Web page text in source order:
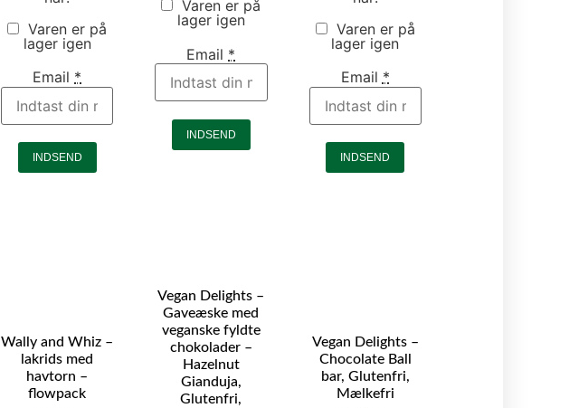
Varen er på
lager igen
Email *
INDSEND
Wally and Whiz –
lakrids med
havtorn –
flowpack
Varen er på
lager igen
Email *
INDSEND
Vegan Delights –
Gaveæske med
veganske fyldte
chokolader –
Hazelnut
Gianduja,
Glutenfri,
Varen er på
lager igen
Email *
INDSEND
Vegan Delights –
Chocolate Ball
bar, Glutenfri,
Mælkefri